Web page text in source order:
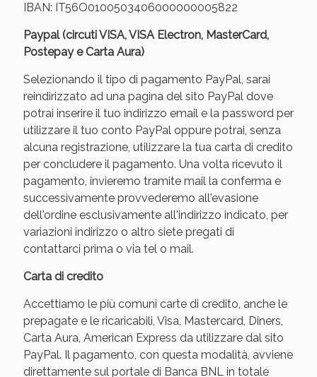
IBAN: IT56O0100503406000000005822
Paypal (circuti VISA, VISA Electron, MasterCard,
Postepay e Carta Aura)
Selezionando il tipo di pagamento PayPal, sarai
reindirizzato ad una pagina del sito PayPal dove
potrai inserire il tuo indirizzo email e la password per
utilizzare il tuo conto PayPal oppure potrai, senza
alcuna registrazione, utilizzare la tua carta di credito
per concludere il pagamento. Una volta ricevuto il
pagamento, invieremo tramite mail la conferma e
successivamente provvederemo all'evasione
dell'ordine esclusivamente all'indirizzo indicato, per
variazioni indirizzo o altro siete pregati di
contattarci prima o via tel o mail.
Carta di credito
Accettiamo le più comuni carte di credito, anche le
prepagate e le ricaricabili, Visa, Mastercard, Diners,
Carta Aura, American Express da utilizzare dal sito
PayPal. Il pagamento, con questa modalità, avviene
direttamente sul portale di Banca BNL in totale
Benessere Intestinale: Sconto fino al 55% valido
oggi!